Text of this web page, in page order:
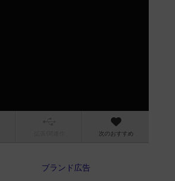
次のおすすめ